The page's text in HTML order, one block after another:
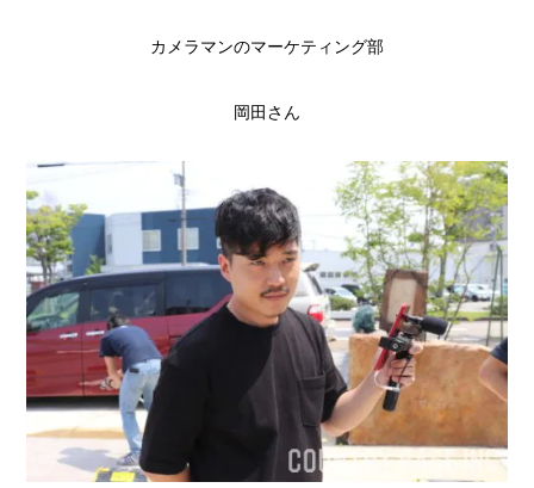
カメラマンのマーケティング部
岡田さん